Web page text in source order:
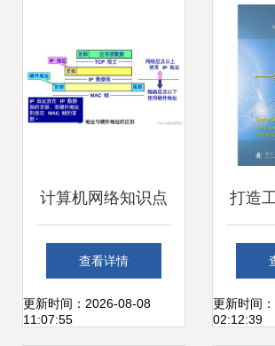
前景与实践
更
计算机网络知识点
总结之网络层
（一）
查看详情
更新时间：2026-08-08
11:07:55
打造
宝库
算机
更新时间
02:12:39